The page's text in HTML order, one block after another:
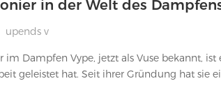
in der Welt des
upends v
ist eine Marke, die
geleistet hat. Seit ihrer Gründung hat sie